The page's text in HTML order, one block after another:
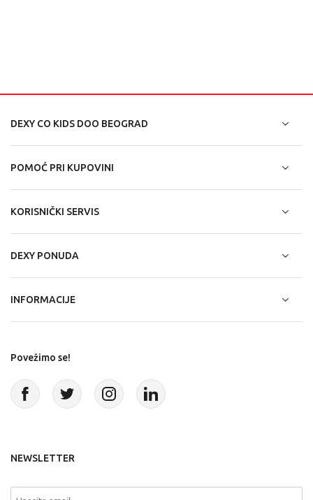
DEXY CO KIDS DOO BEOGRAD
POMOĆ PRI KUPOVINI
KORISNIČKI SERVIS
DEXY PONUDA
INFORMACIJE
Povežimo se!
NEWSLETTER